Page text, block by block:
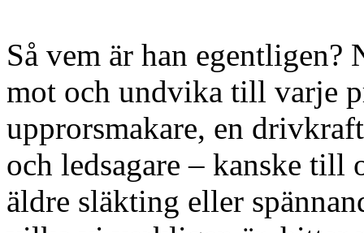
Så vem är han egentligen?
mot och undvika till varje
upprorsmakare, en
och ledsagare – kanske till
äldre släkting eller